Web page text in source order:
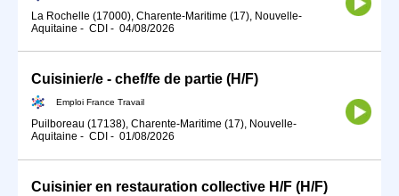
La Rochelle (17000), Charente-Maritime (17), Nouvelle-
Aquitaine - CDI - 04/08/2026
Cuisinier/e - chef/fe de partie (H/F)
Emploi France Travail
Puilboreau (17138), Charente-Maritime (17), Nouvelle-
Aquitaine - CDI - 01/08/2026
Cuisinier en restauration collective H/F (H/F)